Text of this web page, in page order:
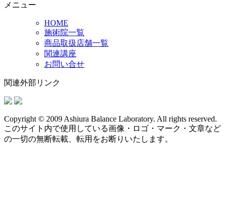
メニュー
HOME
施術院一覧
商品取扱店舗一覧
関連講座
お問い合せ
関連外部リンク
Copyright © 2009 Ashiura Balance Laboratory. All rights reserved.
このサイト内で使用している画像・ロゴ・マーク・文章など
の一切の無断転載、転用をお断りいたします。